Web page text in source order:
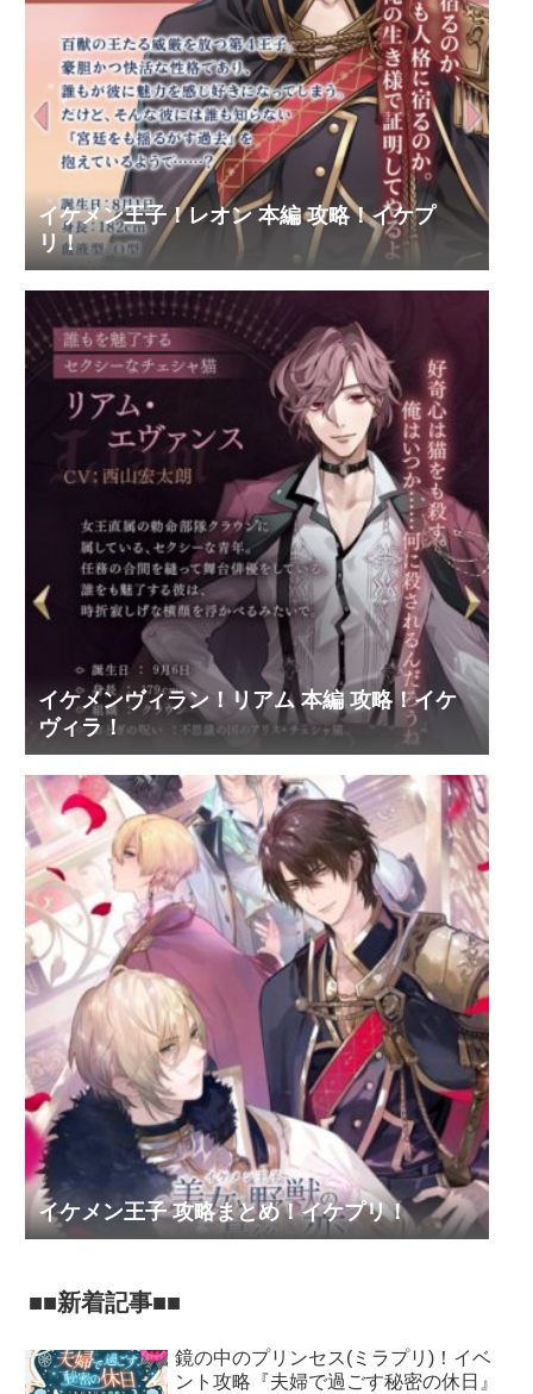
イケメン王子！レオン 本編 攻略！イケプ
リ！
イケメンヴィラン！リアム 本編 攻略！イケ
ヴィラ！
イケメン王子 攻略まとめ！イケプリ！
■■新着記事■■
鏡の中のプリンセス(ミラプリ)！イベ
ント攻略『夫婦で過ごす秘密の休日』